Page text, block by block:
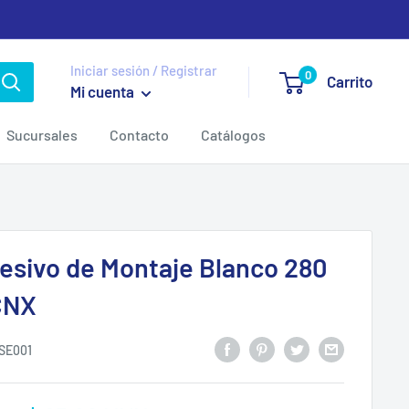
Iniciar sesión / Registrar
Mi cuenta
0 Carrito
Sucursales Contacto Catálogos
de Montaje Blanco 280